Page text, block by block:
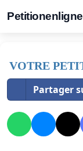
VOTRE
Partager